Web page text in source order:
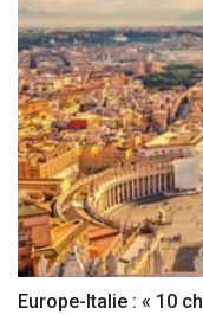
Europe-Italie : « 10